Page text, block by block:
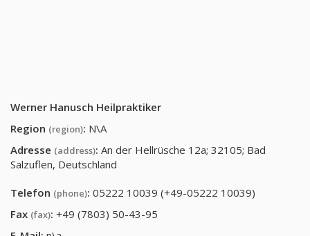
Werner Hanusch Heilpraktiker
Region (region): N\A
Adresse (address): An der Hellrüsche 12a; 32105; Bad
Salzuflen, Deutschland
Telefon (phone): 05222 10039 (+49-05222 10039)
Fax (fax): +49 (7803) 50-43-95